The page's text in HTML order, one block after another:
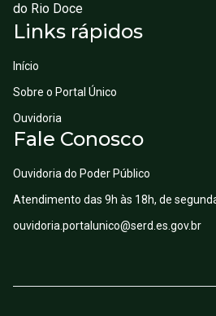
do Rio Doce
Links rápidos
Início
Sobre o Portal Único
Ouvidoria
Fale Conosco
Ouvidoria do Poder Público
Atendimento das 9h às 18h, de
ouvidoria.portalunico@serd.es.gov.br